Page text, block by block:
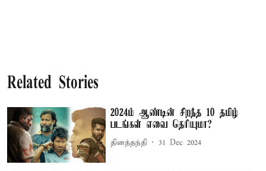
Related Stories
2024ம் ஆண்டின் சிறந்த 10 தமிழ்
படங்கள் எவை தெரியுமா?
தினத்தந்தி 31 Dec 2024